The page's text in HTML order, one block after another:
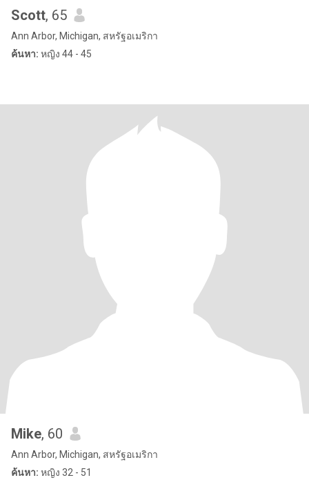
Scott, 65
Ann Arbor, Michigan, สหรัฐอเมริกา
ค้นหา: หญิง 44 - 45
Mike, 60
Ann Arbor, Michigan, สหรัฐอเมริกา
ค้นหา: หญิง 32 - 51